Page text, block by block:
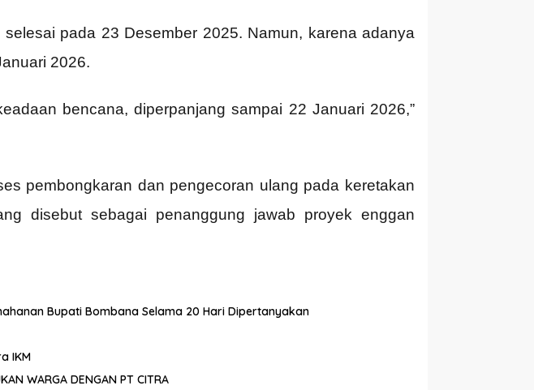
pada 23 Desember 2025. Namun, karena adanya
2026.
bencana, diperpanjang sampai 22 Januari 2026,”
pembongkaran dan pengecoran ulang pada keretakan
disebut sebagai penanggung jawab proyek enggan
Bupati Bombana Selama 20 Hari Dipertanyakan
IKM
WARGA DENGAN PT CITRA